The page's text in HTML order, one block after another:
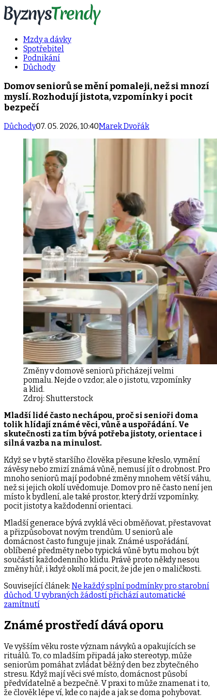
Mzdy a dávky
Spotřebitel
Podnikání
Důchody
Domov seniorů se mění pomaleji, než si mnozí
myslí. Rozhodují jistota, vzpomínky i pocit
bezpečí
Důchody07. 05. 2026, 10:40Marek Dvořák
Změny v domově seniorů přicházejí velmi
pomalu. Nejde o vzdor, ale o jistotu, vzpomínky
a klid.
Zdroj: Shutterstock
Mladší lidé často nechápou, proč si senioři doma
tolik hlídají známé věci, vůně a uspořádání. Ve
skutečnosti za tím bývá potřeba jistoty, orientace i
silná vazba na minulost.
Když se v bytě staršího člověka přesune křeslo, vymění
závěsy nebo zmizí známá vůně, nemusí jít o drobnost. Pro
mnoho seniorů mají podobné změny mnohem větší váhu,
než si jejich okolí uvědomuje. Domov pro ně často není jen
místo k bydlení, ale také prostor, který drží vzpomínky,
pocit jistoty a každodenní orientaci.
Mladší generace bývá zvyklá věci obměňovat, přestavovat
a přizpůsobovat novým trendům. U seniorů ale
domácnost často funguje jinak. Známé uspořádání,
oblíbené předměty nebo typická vůně bytu mohou být
součástí každodenního klidu. Právě proto někdy nesou
změny hůř, i když okolí má pocit, že jde jen o maličkosti.
Související článek: Ne každý splní podmínky pro starobní
důchod. U vybraných žádostí přichází automatické
zamítnutí
Známé prostředí dává oporu
Ve vyšším věku roste význam návyků a opakujících se
rituálů. To, co mladším připadá jako stereotyp, může
seniorům pomáhat zvládat běžný den bez zbytečného
stresu. Když mají věci své místo, domácnost působí
předvídatelně a bezpečně. V praxi to může znamenat i to,
že člověk lépe ví, kde co najde a jak se doma pohybovat.